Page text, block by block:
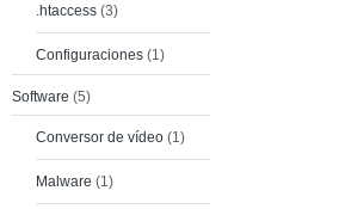
.htaccess (3)
Configuraciones (1)
Software (5)
Conversor de vídeo (1)
Malware (1)